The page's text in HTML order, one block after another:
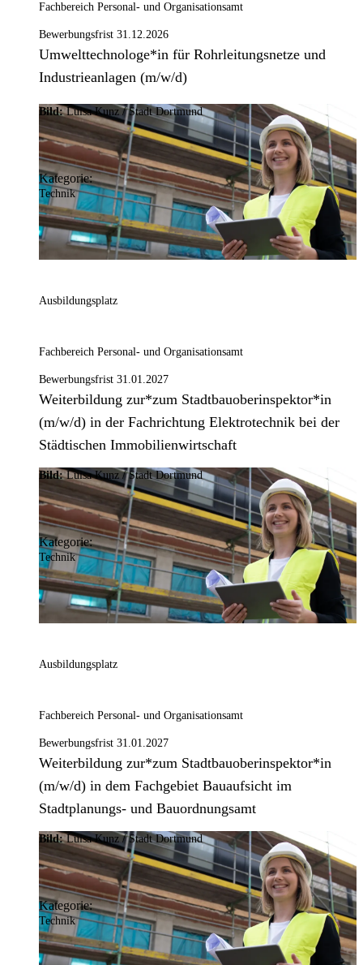
Fachbereich Personal- und Organisationsamt
Bewerbungsfrist 31.12.2026
Umwelttechnologe*in für Rohrleitungsnetze und
Industrieanlagen (m/w/d)
Bild:Luisa Kunz / Stadt Dortmund
Kategorie:
Technik
Ausbildungsplatz
Fachbereich Personal- und Organisationsamt
Bewerbungsfrist 31.01.2027
Weiterbildung zur*zum Stadtbauoberinspektor*in
(m/w/d) in der Fachrichtung Elektrotechnik bei der
Städtischen Immobilienwirtschaft
Bild:Luisa Kunz / Stadt Dortmund
Kategorie:
Technik
Ausbildungsplatz
Fachbereich Personal- und Organisationsamt
Bewerbungsfrist 31.01.2027
Weiterbildung zur*zum Stadtbauoberinspektor*in
(m/w/d) in dem Fachgebiet Bauaufsicht im
Stadtplanungs- und Bauordnungsamt
Bild:Luisa Kunz / Stadt Dortmund
Kategorie:
Technik